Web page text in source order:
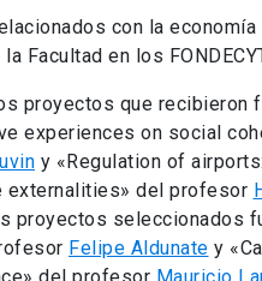
con la
Facultad en los
proyectos que recibieron
experiences on social
y «Regulation of
externalities» del profesor
proyectos seleccionados
Felipe Aldunate y
del profesor Mauricio